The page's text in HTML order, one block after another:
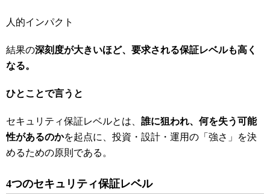
人的インパクト
結果の深刻度が大きいほど、要求される保証レベルも高く
なる。
ひとことで言うと
セキュリティ保証レベルとは、 誰に狙われ、何を失う可能
性があるのかを起点に、投資・設計・運用の「強さ」を決
めるための原則である。
4つのセキュリティ保証レベル